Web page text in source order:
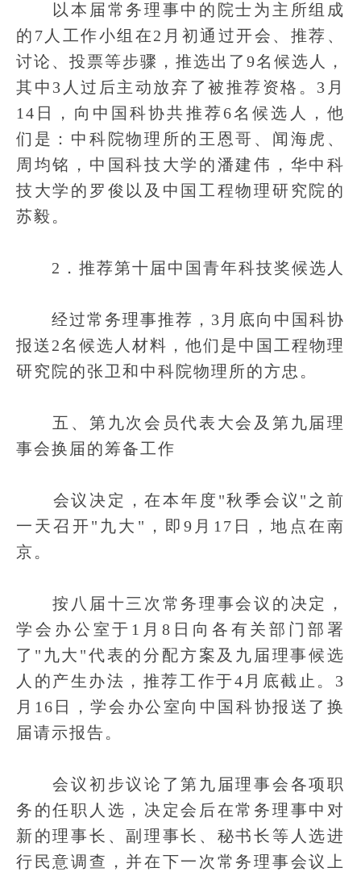
以本届常务理事中的院士为主所组成
的7人工作小组在2月初通过开会、推荐、
讨论、投票等步骤，推选出了9名候选人，
其中3人过后主动放弃了被推荐资格。3月
14日，向中国科协共推荐6名候选人，他
们是：中科院物理所的王恩哥、闻海虎、
周均铭，中国科技大学的潘建伟，华中科
技大学的罗俊以及中国工程物理研究院的
苏毅。
2．推荐第十届中国青年科技奖候选人
经过常务理事推荐，3月底向中国科协
报送2名候选人材料，他们是中国工程物理
研究院的张卫和中科院物理所的方忠。
五、第九次会员代表大会及第九届理
事会换届的筹备工作
会议决定，在本年度"秋季会议"之前
一天召开"九大"，即9月17日，地点在南
京。
按八届十三次常务理事会议的决定，
学会办公室于1月8日向各有关部门部署
了"九大"代表的分配方案及九届理事候选
人的产生办法，推荐工作于4月底截止。3
月16日，学会办公室向中国科协报送了换
届请示报告。
会议初步议论了第九届理事会各项职
务的任职人选，决定会后在常务理事中对
新的理事长、副理事长、秘书长等人选进
行民意调查，并在下一次常务理事会议上